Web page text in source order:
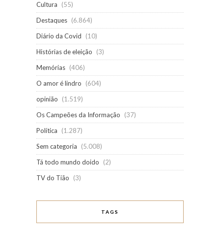
Cultura
(55)
Destaques (6.864)
Diário da Covid
(10)
Histórias de eleição
(3)
Memórias (406)
O amor é lindro
(604)
opinião
(1.519)
Os Campeões da Informação
(37)
Política
(1.287)
Sem categoria
(5.008)
Tá todo mundo doido
(2)
TV do Tião
(3)
TAGS